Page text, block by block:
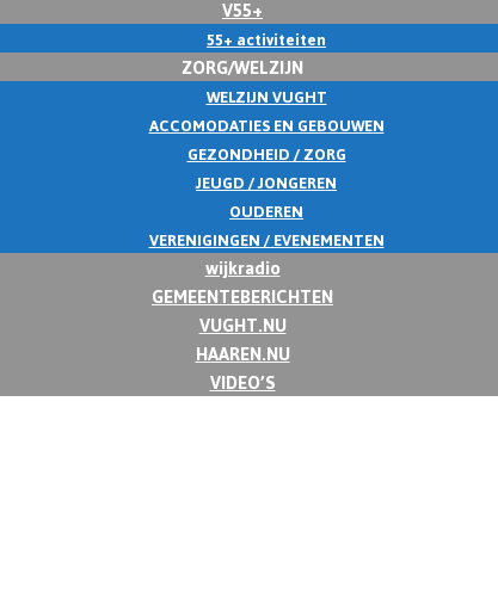
V55+
55+ activiteiten
ZORG/WELZIJN
WELZIJN VUGHT
ACCOMODATIES EN GEBOUWEN
GEZONDHEID / ZORG
JEUGD / JONGEREN
OUDEREN
VERENIGINGEN / EVENEMENTEN
wijkradio
GEMEENTEBERICHTEN
VUGHT.NU
HAAREN.NU
VIDEO’S